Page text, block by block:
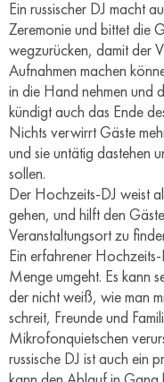
Ein russischer DJ macht
Zeremonie und bittet die
wegzurücken, damit der
Aufnahmen machen
in die Hand nehmen und
kündigt auch das Ende
Nichts verwirrt Gäste
und sie untätig dastehen
sollen.
Der Hochzeits-DJ weist
gehen, und hilft den
Veranstaltungsort zu
Ein erfahrener
Menge umgeht. Es kann
der nicht weiß, wie man
schreit, Freunde und
Mikrofonquietschen
russische DJ ist auch ein